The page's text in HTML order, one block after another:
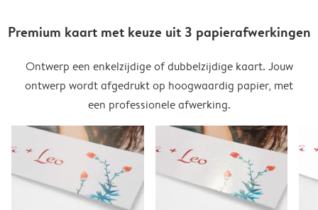
Premium kaart met keuze uit 3 papierafwerkingen
Ontwerp een enkelzijdige of dubbelzijdige kaart. Jouw
ontwerp wordt afgedrukt op hoogwaardig papier, met
een professionele afwerking.